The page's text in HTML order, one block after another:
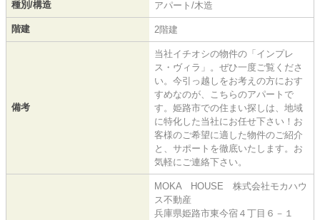
種別/構造 アパート/木造
階建 2階建
備考
当社イチオシの物件の「インプレ
ス・ヴィラ」。ぜひ一度ご覧くださ
い。今引っ越しをお考えの方におす
すめなのが、こちらのアパートで
す。姫路市での住まい探しは、地域
に特化した当社にお任せ下さい！お
客様のご希望に適した物件のご紹介
と、サポートを徹底いたします。お
気軽にご連絡下さい。
MOKA HOUSE 株式会社モカハウ
ス不動産
兵庫県姫路市東今宿４丁目６－１